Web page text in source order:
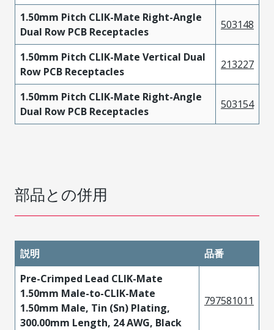
1.50mm Pitch CLIK-Mate Right-Angle
Dual Row PCB Receptacles
503148
1.50mm Pitch CLIK-Mate Vertical Dual
Row PCB Receptacles
213227
1.50mm Pitch CLIK-Mate Right-Angle
Dual Row PCB Receptacles
503154
部品との併用
説明
品番
Pre-Crimped Lead CLIK-Mate
1.50mm Male-to-CLIK-Mate
1.50mm Male, Tin (Sn) Plating,
300.00mm Length, 24 AWG, Black
797581011